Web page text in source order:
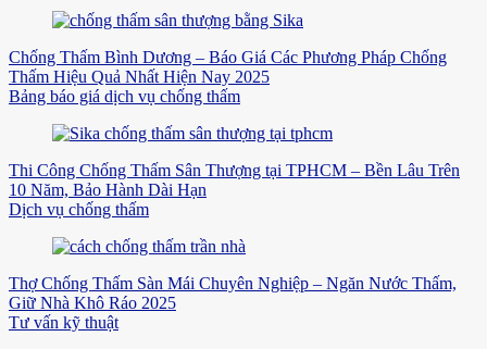
Chống Thấm Bình Dương – Báo Giá Các Phương Pháp Chống
Thấm Hiệu Quả Nhất Hiện Nay 2025
Bảng báo giá dịch vụ chống thấm
Thi Công Chống Thấm Sân Thượng tại TPHCM – Bền Lâu Trên
10 Năm, Bảo Hành Dài Hạn
Dịch vụ chống thấm
Thợ Chống Thấm Sàn Mái Chuyên Nghiệp – Ngăn Nước Thấm,
Giữ Nhà Khô Ráo 2025
Tư vấn kỹ thuật